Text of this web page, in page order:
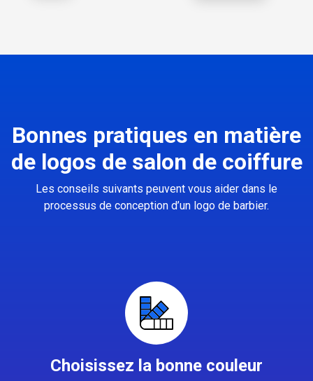
Bonnes pratiques en matière
de logos de salon de coiffure
Les conseils suivants peuvent vous aider dans le
processus de conception d’un logo de barbier.
Choisissez la bonne couleur